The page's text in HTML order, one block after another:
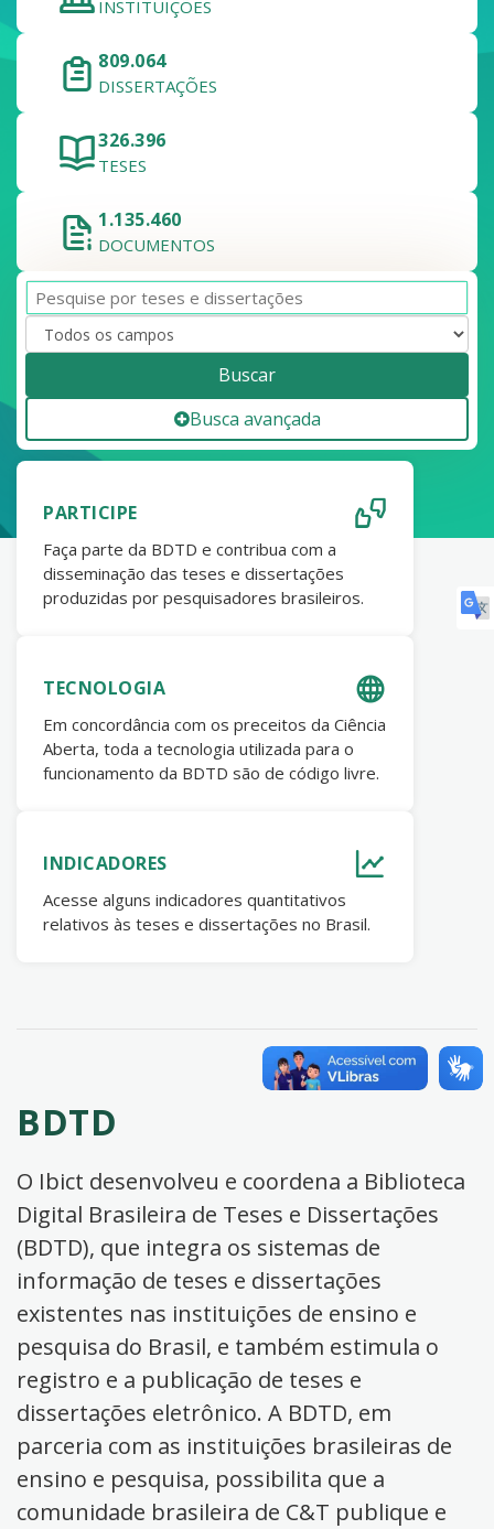
INSTITUIÇÕES
809.064
DISSERTAÇÕES
326.396
TESES
1.135.460
DOCUMENTOS
Buscar
Busca avançada
PARTICIPE
Faça parte da BDTD e contribua com a
disseminação das teses e dissertações
produzidas por pesquisadores brasileiros.
TECNOLOGIA
Em concordância com os preceitos da Ciência
Aberta, toda a tecnologia utilizada para o
funcionamento da BDTD são de código livre.
INDICADORES
Acesse alguns indicadores quantitativos
relativos às teses e dissertações no Brasil.
BDTD
O Ibict desenvolveu e coordena a Biblioteca
Digital Brasileira de Teses e Dissertações
(BDTD), que integra os sistemas de
informação de teses e dissertações
existentes nas instituições de ensino e
pesquisa do Brasil, e também estimula o
registro e a publicação de teses e
dissertações eletrônico. A BDTD, em
parceria com as instituições brasileiras de
ensino e pesquisa, possibilita que a
comunidade brasileira de C&T publique e